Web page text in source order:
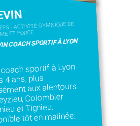
- ACTIVITÉ GYMNIQUE DE
ET FORCE
COACH SPORTIF À LYON
sportif à Lyon
4 ans, plus
aux alentours
Colombier
et Tignieu.
tôt en matinée.